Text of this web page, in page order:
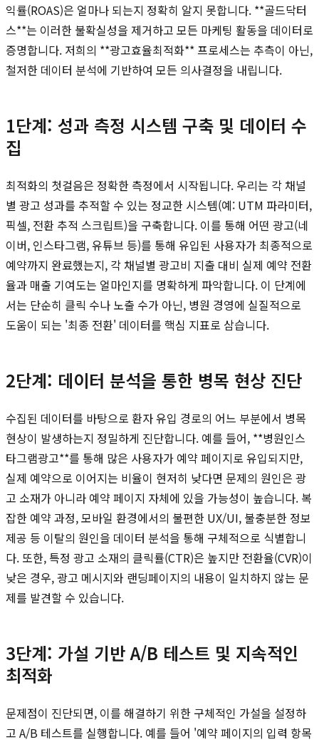
익률(ROAS)은 얼마나 되는지 정확히 알지 못합니다. **골드닥터
스**는 이러한 불확실성을 제거하고 모든 마케팅 활동을 데이터로
증명합니다. 저희의 **광고효율최적화** 프로세스는 추측이 아닌,
철저한 데이터 분석에 기반하여 모든 의사결정을 내립니다.
1단계: 성과 측정 시스템 구축 및 데이터 수
집
최적화의 첫걸음은 정확한 측정에서 시작됩니다. 우리는 각 채널
별 광고 성과를 추적할 수 있는 정교한 시스템(예: UTM 파라미터,
픽셀, 전환 추적 스크립트)을 구축합니다. 이를 통해 어떤 광고(네
이버, 인스타그램, 유튜브 등)를 통해 유입된 사용자가 최종적으로
예약까지 완료했는지, 각 채널별 광고비 지출 대비 실제 예약 전환
율과 매출 기여도는 얼마인지를 명확하게 파악합니다. 이 단계에
서는 단순히 클릭 수나 노출 수가 아닌, 병원 경영에 실질적으로
도움이 되는 '최종 전환' 데이터를 핵심 지표로 삼습니다.
2단계: 데이터 분석을 통한 병목 현상 진단
수집된 데이터를 바탕으로 환자 유입 경로의 어느 부분에서 병목
현상이 발생하는지 정밀하게 진단합니다. 예를 들어, **병원인스
타그램광고**를 통해 많은 사용자가 예약 페이지로 유입되지만,
실제 예약으로 이어지는 비율이 현저히 낮다면 문제의 원인은 광
고 소재가 아니라 예약 페이지 자체에 있을 가능성이 높습니다. 복
잡한 예약 과정, 모바일 환경에서의 불편한 UX/UI, 불충분한 정보
제공 등 이탈의 원인을 데이터 분석을 통해 구체적으로 식별합니
다. 또한, 특정 광고 소재의 클릭률(CTR)은 높지만 전환율(CVR)이
낮은 경우, 광고 메시지와 랜딩페이지의 내용이 일치하지 않는 문
제를 발견할 수 있습니다.
3단계: 가설 기반 A/B 테스트 및 지속적인
최적화
문제점이 진단되면, 이를 해결하기 위한 구체적인 가설을 설정하
고 A/B 테스트를 실행합니다. 예를 들어 '예약 페이지의 입력 항목